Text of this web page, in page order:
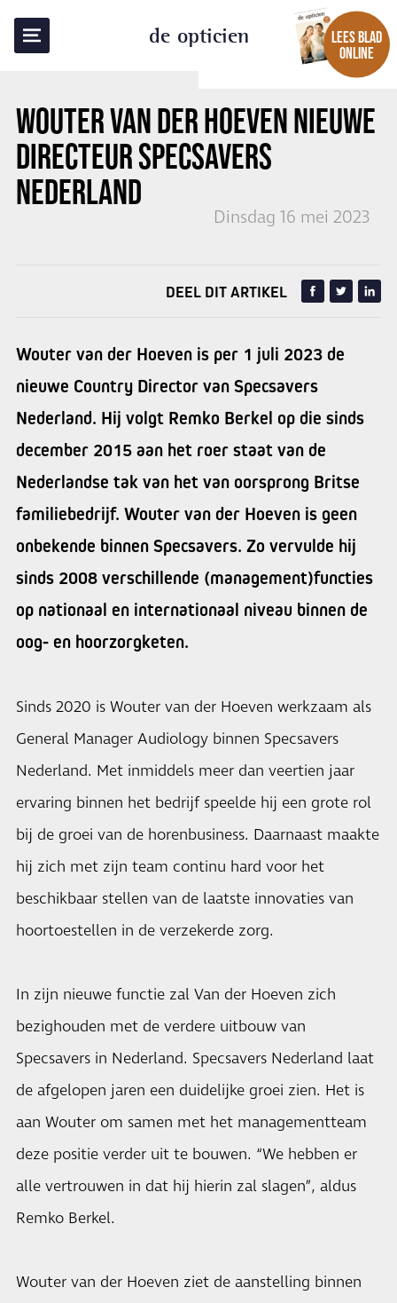
de opticien
LEES BLAD
ONLINE
WOUTER VAN DER HOEVEN NIEUWE
DIRECTEUR SPECSAVERS
NEDERLAND
Dinsdag 16 mei 2023
TERUG NAAR OVERZICHT
DEEL DIT ARTIKEL
Wouter van der Hoeven is per 1 juli 2023 de
nieuwe Country Director van Specsavers
Nederland. Hij volgt Remko Berkel op die sinds
december 2015 aan het roer staat van de
Nederlandse tak van het van oorsprong Britse
familiebedrijf. Wouter van der Hoeven is geen
onbekende binnen Specsavers. Zo vervulde hij
sinds 2008 verschillende (management)functies
op nationaal en internationaal niveau binnen de
oog- en hoorzorgketen.
Sinds 2020 is Wouter van der Hoeven werkzaam als
General Manager Audiology binnen Specsavers
Nederland. Met inmiddels meer dan veertien jaar
ervaring binnen het bedrijf speelde hij een grote rol
bij de groei van de horenbusiness. Daarnaast maakte
hij zich met zijn team continu hard voor het
beschikbaar stellen van de laatste innovaties van
hoortoestellen in de verzekerde zorg.
In zijn nieuwe functie zal Van der Hoeven zich
bezighouden met de verdere uitbouw van
Specsavers in Nederland. Specsavers Nederland laat
de afgelopen jaren een duidelijke groei zien. Het is
aan Wouter om samen met het managementteam
deze positie verder uit te bouwen. “We hebben er
alle vertrouwen in dat hij hierin zal slagen”, aldus
Remko Berkel.
Wouter van der Hoeven ziet de aanstelling binnen